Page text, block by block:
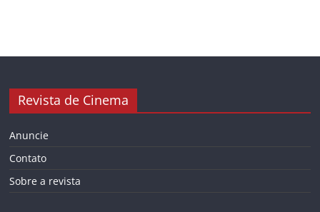
Revista de Cinema
Anuncie
Contato
Sobre a revista